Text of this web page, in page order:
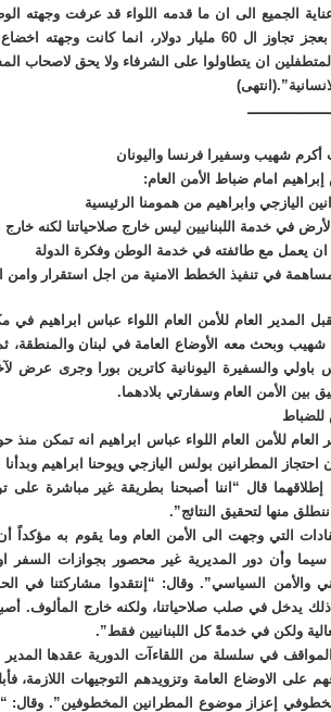
الجميع الى ان ما قدمه اللواء قد عرفت وجهته
ايقاع لبنان بعجز تجاوز ال 60 مليار دولار، انما
ان يتطاولوا على الشرفاء ولا يحق لاصحاب
أكرم شهيب وسفيرا فرنسا واليونان
إبراهيم امام ضباط الأمن العام:
اليازجي وابراهيم من همومنا الرئيسية
في خدمة اللبنانيين ليس خارج صلاحياتنا لكنه خارج
يعمل مع طائفته في خدمة الوطن وفكرة الدولة
في تنفيذ الخطط الامنية من اجل استقرار وامن
المدير العام للأمن العام اللواء عباس ابراهيم
شهيب وبحث معه الأوضاع العامة في لبنان
باولي والسفيرة اليونانية كاترين بورا وجرى عرض
بين الأمن العام وسفارتي بلادهما.
للضباط
للأمن العام اللواء عباس ابراهيم انه تمكن
احتجاز المطرانين بولس اليازجي ويوحنا ابراهيم
إطلاقهما قال “اننا أصبحنا بطريقة غير مباشرة
منها لتحقيق النتائج”.
التي وجهت الى الأمن العام وما يقوم به مؤكداً أن
سيما وأن دور المديرية غير محصور بجوازات السفر
والأمن السياسي”. وقال: “إنتقدوا مشاركتنا في
يدخل في صلب صلاحياتنا، ولكنه خارج المألوف.
ولكن في خدمةً كل اللبنانيين فقط”.
في سلسلة من اللقاءآت الدورية عقدها المدير
على الاوضاع العامة وتزويدهم التوجيهات اللازمة،
مخطوفي إعزاز موضوع المطرانين المخطوفين”.